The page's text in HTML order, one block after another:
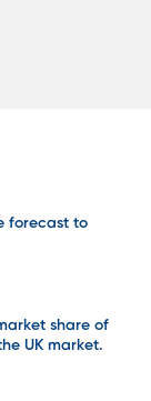
forecast to
share of
UK market.